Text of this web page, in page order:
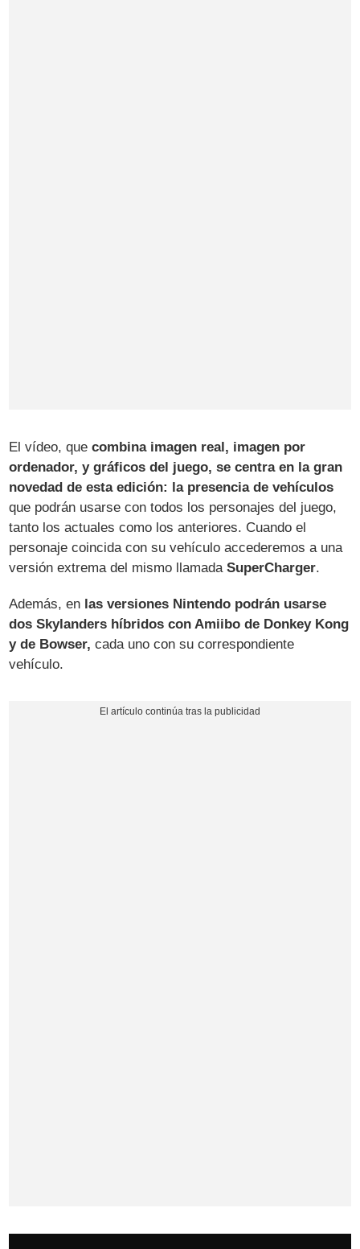
El vídeo, quecombina imagen real, imagen por
ordenador, y gráficos del juego, se centra en la gran
novedad de esta edición: la presencia de vehículos
que podrán usarse con todos los personajes del juego,
tanto los actuales como los anteriores. Cuando el
personaje coincida con su vehículo accederemos a una
versión extrema del mismo llamadaSuperCharger.
Además, en las versiones Nintendo podrán usarse
dos Skylanders híbridos con Amiibo de Donkey Kong
y de Bowser, cada uno con su correspondiente
vehículo.